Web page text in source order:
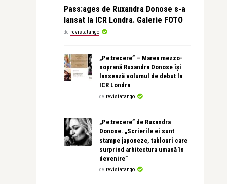
Pass:ages de Ruxandra Donose s-a
lansat la ICR Londra. Galerie FOTO
de revistatango
„Pe:trecere” – Marea mezzo-
soprană Ruxandra Donose își
lansează volumul de debut la
ICR Londra
de revistatango
„Pe:trecere” de Ruxandra
Donose. „Scrierile ei sunt
stampe japoneze, tablouri care
surprind arhitectura umană în
devenire”
de revistatango